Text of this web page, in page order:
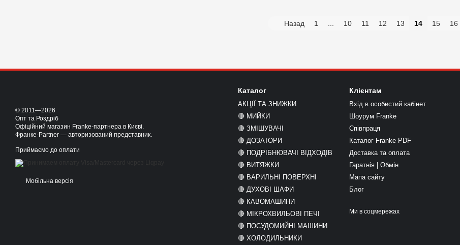
Назад 1 10 11 12 13 14 15 16
© 2011—2026
Опт та Роздріб
Офіційний магазин Franke-партнера в Києві.
Франке-Partner — авторизований представник.
Приймаємо до оплати
Мобільна версія
Каталог
АКЦІЇ ТА ЗНИЖКИ
🔴 МИЙКИ
🔴 ЗМІШУВАЧІ
🔴 ДОЗАТОРИ
🔴 ПОДРІБНЮВАЧІ ВІДХОДІВ
🔴 ВИТЯЖКИ
🔴 ВАРИЛЬНІ ПОВЕРХНІ
🔴 ДУХОВІ ШАФИ
🔴 КАВОМАШИНИ
🔴 МІКРОХВИЛЬОВІ ПЕЧІ
🔴 ПОСУДОМИЙНІ МАШИНИ
🔴 ХОЛОДИЛЬНИКИ
Клієнтам
Вхід в особистий кабінет
Шоурум Franke
Співпраця
Каталог Franke PDF
Доставка та оплата
Гаратнія | Обмін
Мапа сайту
Блог
Ми в соцмережах